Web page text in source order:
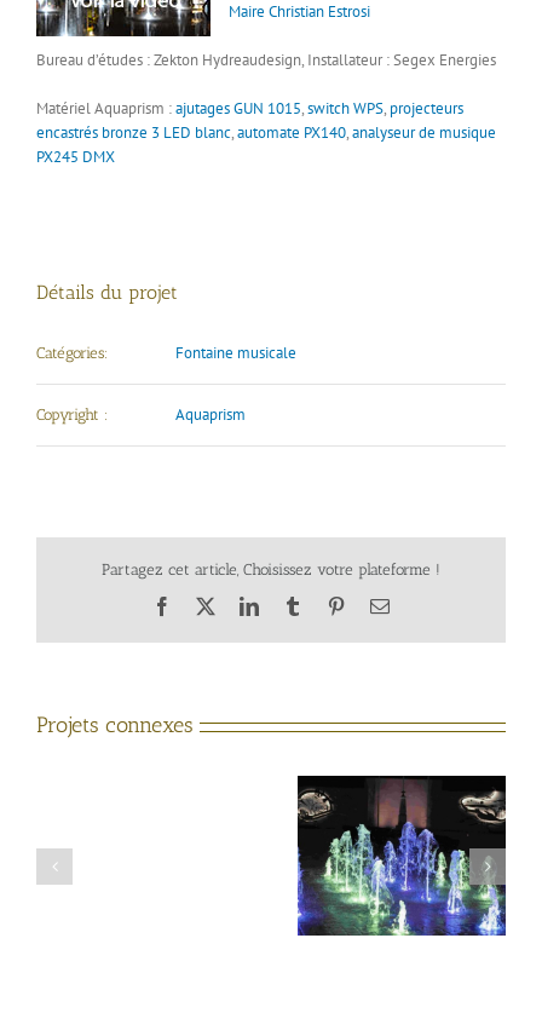
Maire Christian Estrosi
Bureau d’études : Zekton Hydreaudesign, Installateur : Segex Energies
Matériel Aquaprism :ajutages GUN 1015,switch WPS, projecteurs
encastrés bronze 3 LED blanc,automate PX140,analyseur de musique
PX245 DMX
Détails du projet
Catégories: Fontaine musicale
Copyright : Aquaprism
Partagez cet article, Choisissez votre plateforme !
Facebook LinkedInTumblr PinterestEmail
Projets connexes
Sanok Pologne